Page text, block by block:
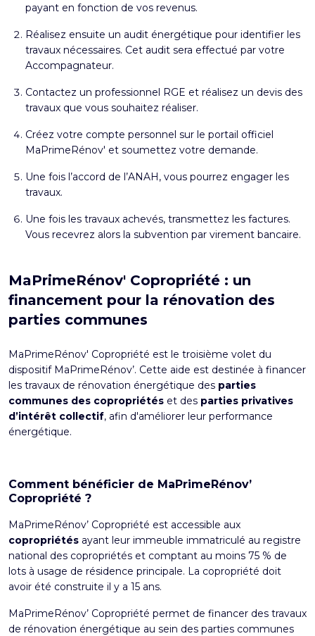
payant en fonction de vos revenus.
Réalisez ensuite un audit énergétique pour identifier les
travaux nécessaires. Cet audit sera effectué par votre
Accompagnateur.
Contactez un professionnel RGE et réalisez un devis des
travaux que vous souhaitez réaliser.
Créez votre compte personnel sur le portail officiel
MaPrimeRénov' et soumettez votre demande.
Une fois l’accord de l’ANAH, vous pourrez engager les
travaux.
Une fois les travaux achevés, transmettez les factures.
Vous recevrez alors la subvention par virement bancaire.
MaPrimeRénov' Copropriété : un
financement pour la rénovation des
parties communes
MaPrimeRénov' Copropriété est le troisième volet du
dispositif MaPrimeRénov’. Cette aide est destinée à financer
les travaux de rénovation énergétique des parties
communes des copropriétés et des parties privatives
d’intérêt collectif, afin d'améliorer leur performance
énergétique.
Comment bénéficier de MaPrimeRénov’
Copropriété ?
MaPrimeRénov’ Copropriété est accessible aux
copropriétés ayant leur immeuble immatriculé au registre
national des copropriétés et comptant au moins 75 % de
lots à usage de résidence principale. La copropriété doit
avoir été construite il y a 15 ans.
MaPrimeRénov’ Copropriété permet de financer des travaux
de rénovation énergétique au sein des parties communes